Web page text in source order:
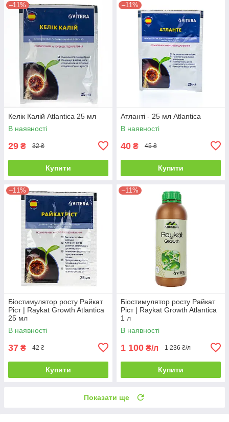
–11%
Келік Калій Atlantica 25 мл
В наявності
29 ₴ 32 ₴
Купити
–11%
Атланті - 25 мл Atlantica
В наявності
40 ₴ 45 ₴
Купити
–11%
Біостимулятор росту Райкат
Ріст | Raykat Growth Atlantica
25 мл
В наявності
37 ₴ 42 ₴
Купити
–11%
Біостимулятор росту Райкат
Ріст | Raykat Growth Atlantica
1 л
В наявності
1 100 ₴/л 1 236 ₴/л
Купити
Показати ще